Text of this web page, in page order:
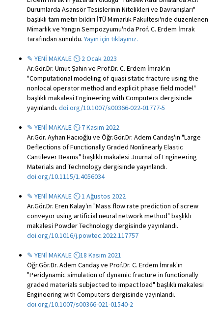
Durumlarda Asansör Tesislerinin Nitelikleri ve Davranışları"
başlıklı tam metin bildiri İTÜ Mimarlık Fakültesi'nde düzenlenen
Mimarlık ve Yangın Sempozyumu'nda Prof. C. Erdem İmrak
tarafından sunuldu. Yayın için tıklayınız.
✎ YENİ MAKALE ⏲ 2 Ocak 2023
Ar.Gör.Dr. Umut Şahin ve Prof.Dr. C. Erdem İmrak'ın
"Computational modeling of quasi static fracture using the
nonlocal operator method and explicit phase field model"
başlıklı makalesi Engineering with Computers dergisinde
yayınlandı. doi.org/10.1007/s00366-022-01777-5
✎ YENİ MAKALE ⏲ 7 Kasım 2022
Ar.Gör. Ayhan Hacıoğlu ve Öğr.Gör.Dr. Adem Candaş'ın "Large
Deflections of Functionally Graded Nonlinearly Elastic
Cantilever Beams" başlıklı makalesi Journal of Engineering
Materials and Technology dergisinde yayınlandı.
doi.org/10.1115/1.4056034
✎ YENİ MAKALE ⏲ 1 Ağustos 2022
Ar.Gör.Dr. Eren Kalay'ın "Mass flow rate prediction of screw
conveyor using artificial neural network method" başlıklı
makalesi Powder Technology dergisinde yayınlandı.
doi.org/10.1016/j.powtec.2022.117757
✎ YENİ MAKALE ⏲18 Kasım 2021
Öğr.Gör.Dr. Adem Candaş ve Prof.Dr. C. Erdem İmrak'ın
"Peridynamic simulation of dynamic fracture in functionally
graded materials subjected to impact load" başlıklı makalesi
Engineering with Computers dergisinde yayınlandı.
doi.org/10.1007/s00366-021-01540-2